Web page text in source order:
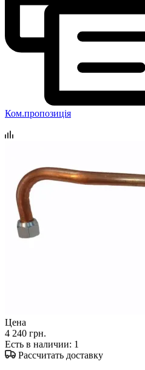
Ком.пропозиція
Цена
4 240 грн.
Есть в наличии: 1
Рассчитать доставку